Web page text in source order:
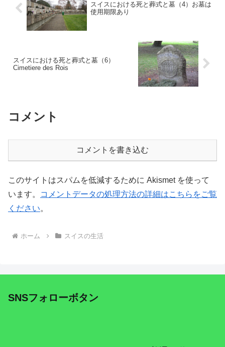
スイスにおける死と葬式と墓（4）お墓は
使用期限あり
スイスにおける死と葬式と墓（6）
Cimetiere des Rois
コメント
コメントを書き込む
このサイトはスパムを低減するために Akismet を使って
います。
コメントデータの処理方法の詳細はこちらをご覧
ください。
ホーム スイスの生活
SNSフォローボタン